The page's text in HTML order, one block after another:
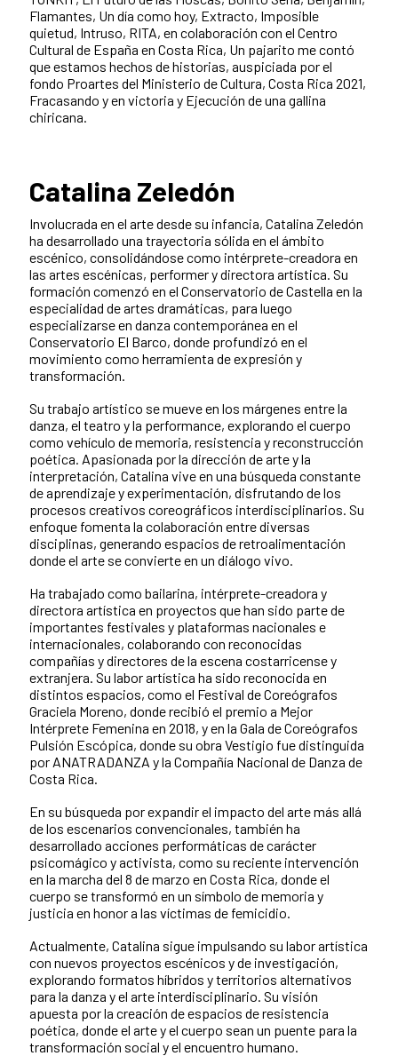
Flamantes, Un día como hoy, Extracto, Imposible
quietud, Intruso, RITA, en colaboración con el Centro
Cultural de España en Costa Rica, Un pajarito me contó
que estamos hechos de historias, auspiciada por el
fondo Proartes del Ministerio de Cultura, Costa Rica 2021,
Fracasando y en victoria y Ejecución de una gallina
chiricana.
Catalina Zeledón
Involucrada en el arte desde su infancia, Catalina Zeledón
ha desarrollado una trayectoria sólida en el ámbito
escénico, consolidándose como intérprete-creadora en
las artes escénicas, performer y directora artística. Su
formación comenzó en el Conservatorio de Castella en la
especialidad de artes dramáticas, para luego
especializarse en danza contemporánea en el
Conservatorio El Barco, donde profundizó en el
movimiento como herramienta de expresión y
transformación.
Su trabajo artístico se mueve en los márgenes entre la
danza, el teatro y la performance, explorando el cuerpo
como vehículo de memoria, resistencia y reconstrucción
poética. Apasionada por la dirección de arte y la
interpretación, Catalina vive en una búsqueda constante
de aprendizaje y experimentación, disfrutando de los
procesos creativos coreográficos interdisciplinarios. Su
enfoque fomenta la colaboración entre diversas
disciplinas, generando espacios de retroalimentación
donde el arte se convierte en un diálogo vivo.
Ha trabajado como bailarina, intérprete-creadora y
directora artística en proyectos que han sido parte de
importantes festivales y plataformas nacionales e
internacionales, colaborando con reconocidas
compañías y directores de la escena costarricense y
extranjera. Su labor artística ha sido reconocida en
distintos espacios, como el Festival de Coreógrafos
Graciela Moreno, donde recibió el premio a Mejor
Intérprete Femenina en 2018, y en la Gala de Coreógrafos
Pulsión Escópica, donde su obra Vestigio fue distinguida
por ANATRADANZA y la Compañía Nacional de Danza de
Costa Rica.
En su búsqueda por expandir el impacto del arte más allá
de los escenarios convencionales, también ha
desarrollado acciones performáticas de carácter
psicomágico y activista, como su reciente intervención
en la marcha del 8 de marzo en Costa Rica, donde el
cuerpo se transformó en un símbolo de memoria y
justicia en honor a las víctimas de femicidio.
Actualmente, Catalina sigue impulsando su labor artística
con nuevos proyectos escénicos y de investigación,
explorando formatos híbridos y territorios alternativos
para la danza y el arte interdisciplinario. Su visión
apuesta por la creación de espacios de resistencia
poética, donde el arte y el cuerpo sean un puente para la
transformación social y el encuentro humano.